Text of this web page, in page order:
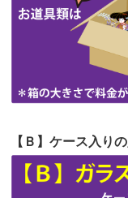
第60回人形供
第59回人形供
第58回人形供
第56回人形供
【Ｂ】ケース入り